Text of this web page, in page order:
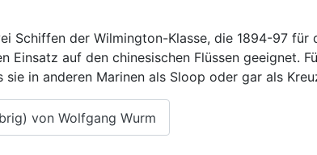
Schiffen der Wilmington-Klasse, die 1894-97
auf den chinesischen Flüssen geeignet.
in anderen Marinen als Sloop oder gar als
von Wolfgang Wurm